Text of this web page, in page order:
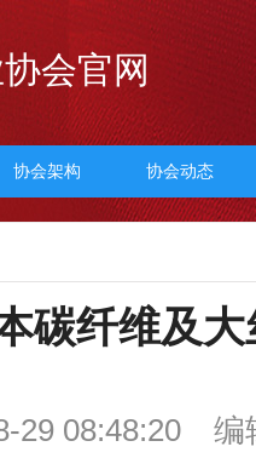
会官网
协会架构 协会动态
碳纤维及
29 08:48:20 编